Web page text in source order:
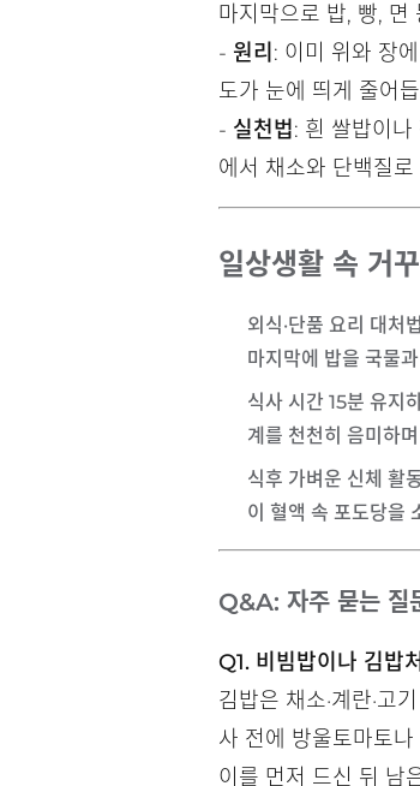
마지막으로 밥, 빵, 면
- 원리 : 이미 위와 장
도가 눈에 띄게 줄어
- 실천법: 흰 쌀밥이
에서 채소와 단백질
일상생활 속 거
외식·단품 요리 대처법
마지막에 밥을 국물
식사 시간 15분 유지
계를 천천히 음미하
식후 가벼운 신체 활
이 혈액 속 포도당을
Q&A: 자주 묻는 질
Q1. 비빔밥이나 김밥
김밥은 채소·계란·고
사 전에 방울토마토
이를 먼저 드신 뒤 남